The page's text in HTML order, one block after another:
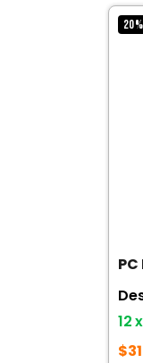
20%
12x